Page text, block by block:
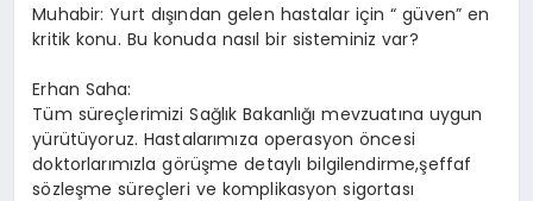
Muhabir: Yurt dışından gelen hastalar için “ güven” en
kritik konu. Bu konuda nasıl bir sisteminiz var?
Erhan Saha:
Tüm süreçlerimizi Sağlık Bakanlığı mevzuatına uygun
yürütüyoruz. Hastalarımıza operasyon öncesi
doktorlarımızla görüşme detaylı bilgilendirme,şeffaf
sözleşme süreçleri ve komplikasyon sigortası